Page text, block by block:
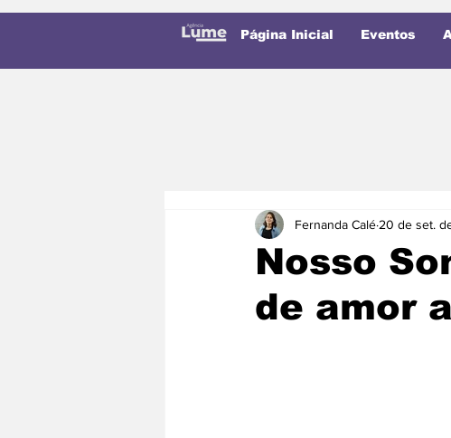
Página Inicial Eventos
Nosso
de amor
Fernanda Calé 20 de set.